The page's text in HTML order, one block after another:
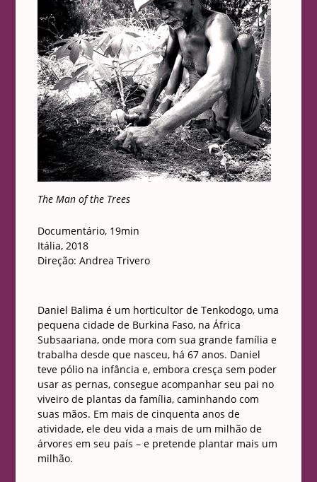
The Man of the Trees
Documentário, 19min
Itália, 2018
Direção: Andrea Trivero
Daniel Balima é um horticultor de Tenkodogo, uma
pequena cidade de Burkina Faso, na África
Subsaariana, onde mora com sua grande família e
trabalha desde que nasceu, há 67 anos. Daniel
teve pólio na infância e, embora cresça sem poder
usar as pernas, consegue acompanhar seu pai no
viveiro de plantas da família, caminhando com
suas mãos. Em mais de cinquenta anos de
atividade, ele deu vida a mais de um milhão de
árvores em seu país – e pretende plantar mais um
milhão.